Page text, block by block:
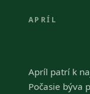
APRÍL
Apríl patrí k
Počasie býva